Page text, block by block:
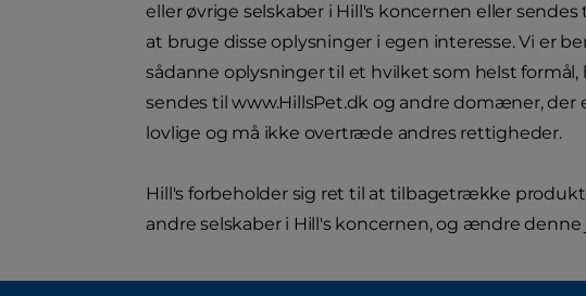
eller øvrige selskaber i Hill's koncernen eller
at bruge disse oplysninger i egen interesse. Vi er
sådanne oplysninger til et hvilket som helst
sendes til www.HillsPet.dk og andre domæner, der
lovlige og må ikke overtræde andres rettigheder.
Hill's forbeholder sig ret til at tilbagetrække
andre selskaber i Hill's koncernen, og ændre